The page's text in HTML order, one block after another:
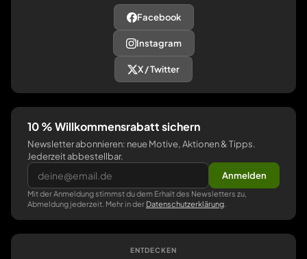
Facebook
Instagram
X / Twitter
10 % Willkommensrabatt sichern
Newsletter abonnieren: neue Motive, Aktionen & Tipps.
Jederzeit abbestellbar.
Anmelden
Mit der Anmeldung stimmst du dem Erhalt des Newsletters zu,
Abmeldung jederzeit. Mehr in der Datenschutzerklärung
ENTDECKEN